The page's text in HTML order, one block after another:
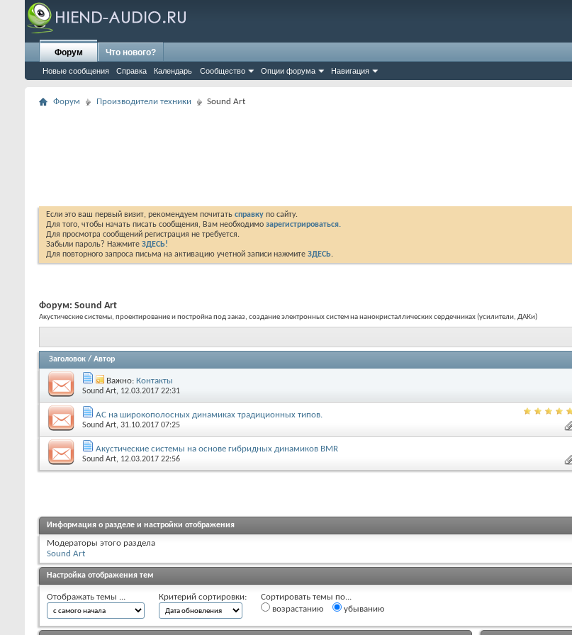
Форум
Новые сообщения Справка Календарь Сообщество Опции форума Навигация
Что нового?
Форум Производители техники Sound Art
Если это ваш первый визит, рекомендуем почитать справку по сайту.
Для того, чтобы начать писать сообщения, Вам необходимо зарегистрироваться.
Для просмотра сообщений регистрация не требуется.
Забыли пароль? Нажмите ЗДЕСЬ!
Для повторного запроса письма на активацию учетной записи нажмите ЗДЕСЬ.
Форум: Sound Art
Акустические системы, проектирование и постройка под заказ, создание электронных систем на нанокристаллических сердечниках (усилители, ДАКи)
Заголовок / Автор
Важно: Контакты
Sound Art, 12.03.2017 22:31
АС на широкополосных динамиках традиционных типов.
Sound Art, 31.10.2017 07:25
Акустические системы на основе гибридных динамиков BMR
Sound Art, 12.03.2017 22:56
Информация о разделе и настройки отображения
Модераторы этого раздела
Sound Art
Настройка отображения тем
Отображать темы ... Критерий сортировки:
Сортировать темы по...
возрастанию
убыванию